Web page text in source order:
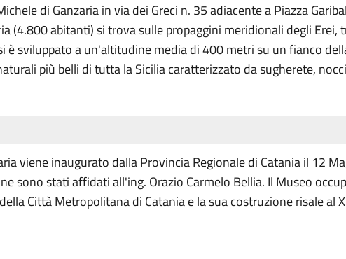
di Ganzaria in via dei Greci n. 35 adiacente a Piazza
(4.800 abitanti) si trova sulle propaggini meridionali degli Erei,
è sviluppato a un'altitudine media di 400 metri su un fianco
più belli di tutta la Sicilia caratterizzato da sugherete,
viene inaugurato dalla Provincia Regionale di Catania il 12
sono stati affidati all'ing. Orazio Carmelo Bellia. Il Museo
Città Metropolitana di Catania e la sua costruzione risale al